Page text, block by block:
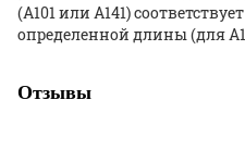
(А101 или А141)
определенной длины (для
Отзывы